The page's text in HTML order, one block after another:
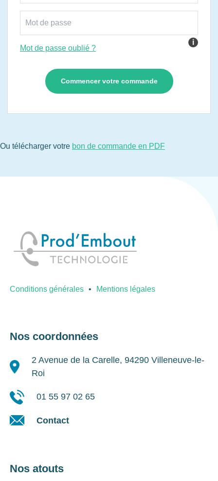
i
Mot de passe oublié ?
Ou télécharger votre bon de commande en PDF
Conditions générales Mentions légales
Nos coordonnées
2 Avenue de la Carelle, 94290 Villeneuve-le-
Roi
01 55 97 02 65
Contact
Nos atouts